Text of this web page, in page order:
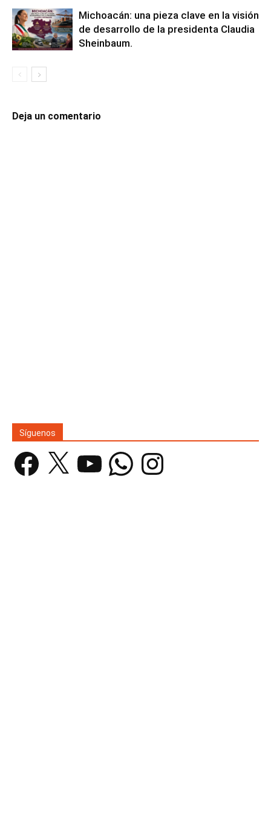
Michoacán: una pieza clave en la visión
de desarrollo de la presidenta Claudia
Sheinbaum.
Deja un comentario
Síguenos
Facebook YouTube WhatsAppInstagram